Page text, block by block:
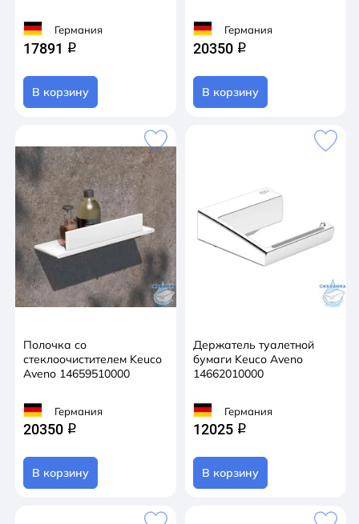
Германия
17891 q
В корзину
Германия
20350 q
В корзину
Полочка со
стеклоочистителем Keuco
Aveno 14659510000
Германия
20350 q
В корзину
Держатель туалетной
бумаги Keuco Aveno
14662010000
Германия
12025 q
В корзину